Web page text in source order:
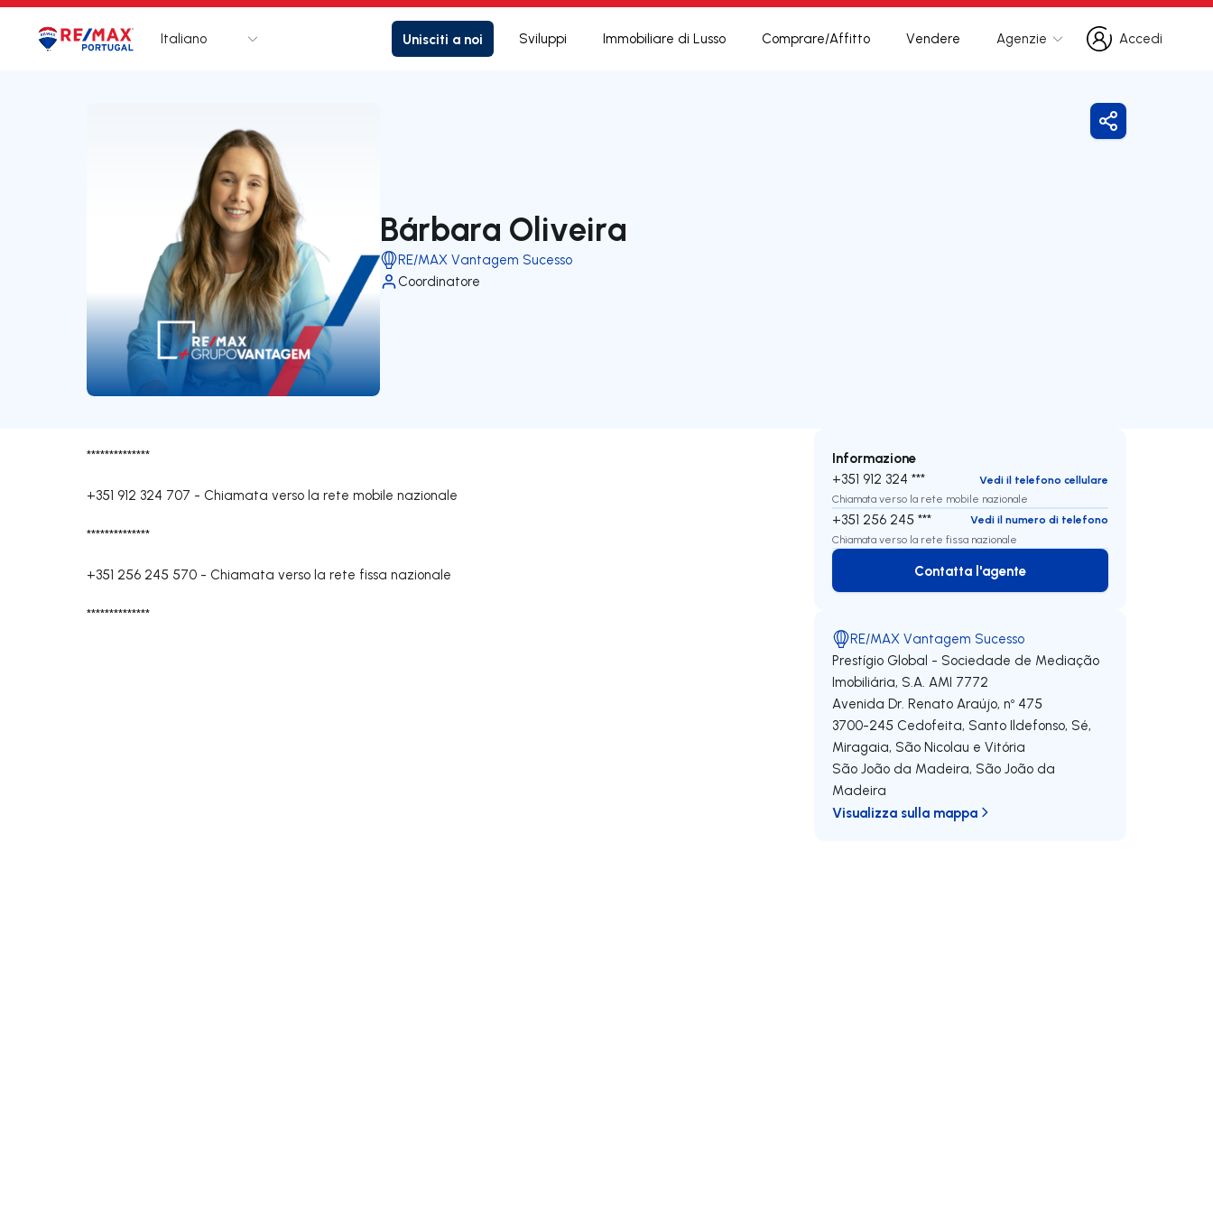
Logo Vai alla homepage
Italiano Unisciti a noi Sviluppi Immobiliare di Lusso Comprare/Affitto Vendere Agenzie
Accedi
Accedi
Bárbara Oliveira
RE/MAX Vantagem Sucesso
Coordinatore
Condividi
**************
+351 912 324 707 - Chiamata verso la rete mobile nazionale
**************
+351 256 245 570 - Chiamata verso la rete fissa nazionale
**************
Informazione
+351 912 324 ***
Vedi il telefono cellulare
Chiamata verso la rete mobile nazionale
+351 256 245 ***
Vedi il numero di telefono
Chiamata verso la rete fissa nazionale
Contatta l'agente
Contatta l'agente
RE/MAX Vantagem Sucesso
Prestígio Global - Sociedade de Mediação
Imobiliária, S.A. AMI 7772
Avenida Dr. Renato Araújo, nº 475
3700-245 Cedofeita, Santo Ildefonso, Sé,
Miragaia, São Nicolau e Vitória
São João da Madeira, São João da
Madeira
Visualizza sulla mappa